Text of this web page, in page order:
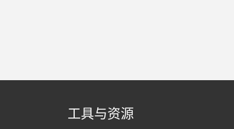
工具与资源